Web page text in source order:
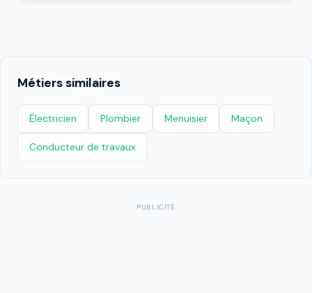
Métiers similaires
Électricien Plombier Menuisier Maçon
Conducteur de travaux
PUBLICITÉ